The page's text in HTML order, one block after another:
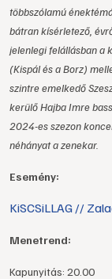
többszólamú
bátran kísérletező,
jelenlegi felállásban a
(Kispál és a Borz)
szintre emelkedő
kerülő Hajba Imre
2024-es szezon
néhányat a zenekar.
Esemény:
KiSCSiLLAG //
Menetrend:
Kapunyitás: 20.00